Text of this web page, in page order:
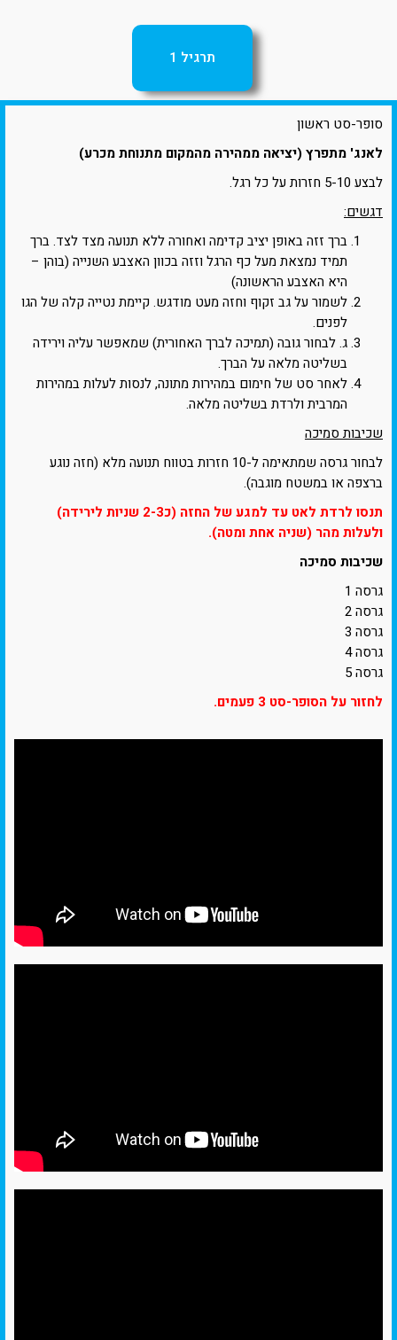
תרגיל 1
סופר-סט ראשון
לאנג' מתפרץ (יציאה ממהירה מהמקום מתנוחת מכרע)
לבצע 5-10 חזרות על כל רגל.
דגשים:
ברך זזה באופן יציב קדימה ואחורה ללא תנועה מצד לצד. ברך
תמיד נמצאת מעל כף הרגל וזזה בכוון האצבע השנייה (בוהן –
היא האצבע הראשונה)
לשמור על גב זקוף וחזה מעט מודגש. קיימת נטייה קלה של הגו
לפנים.
ג. לבחור גובה (תמיכה לברך האחורית) שמאפשר עליה וירידה
בשליטה מלאה על הברך.
לאחר סט של חימום במהירות מתונה, לנסות לעלות במהירות
המרבית ולרדת בשליטה מלאה.
שכיבות סמיכה
לבחור גרסה שמתאימה ל-10 חזרות בטווח תנועה מלא (חזה נוגע
ברצפה או במשטח מוגבה).
תנסו לרדת לאט עד למגע של החזה (כ2-3 שניות לירידה)
ולעלות מהר (שניה אחת ומטה).
שכיבות סמיכה
גרסה 1
גרסה 2
גרסה 3
גרסה 4
גרסה 5
לחזור על הסופר-סט 3 פעמים.